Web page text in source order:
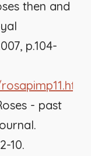
then and
p.104-
- past
.
10.